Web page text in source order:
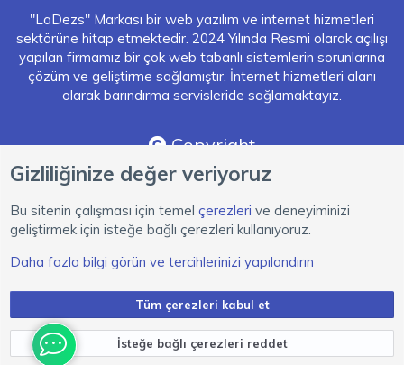
"LaDezs" Markası bir web yazılım ve internet hizmetleri
sektörüne hitap etmektedir. 2024 Yılında Resmi olarak açılışı
yapılan firmamız bir çok web tabanlı sistemlerin sorunlarına
çözüm ve geliştirme sağlamıştır. İnternet hizmetleri alanı
olarak barındırma servisleride sağlamaktayız.
Copyright
XenForo Style eTiKeT™ 2023
xenForo Community Forum Software
XenForo 2 Türkçe yama 🇹🇷 [XGT] Yazılım ve web hizmetleri 2024
Türkçe (TR)
Çerezler
Bize ulaşın
Şartlar ve kurallar Gizlilik politikası Yardım
S
Gizliliğinize değer veriyoruz
Bu sitenin çalışması için temel çerezleri ve deneyiminizi
geliştirmek için isteğe bağlı çerezleri kullanıyoruz.
Daha fazla bilgi görün ve tercihlerinizi yapılandırın
Tüm çerezleri kabul et
İsteğe bağlı çerezleri reddet